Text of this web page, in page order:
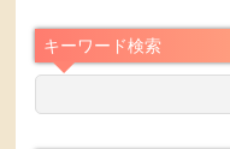
キーワード検索